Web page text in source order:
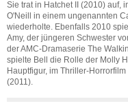
Sie trat in Hatchet II (2010) auf,
O'Neill in einem ungenannten
wiederholte. Ebenfalls 2010
Amy, der jüngeren Schwester
der AMC-Dramaserie The
spielte Bell die Rolle der Molly
Hauptfigur, im Thriller-
(2011).